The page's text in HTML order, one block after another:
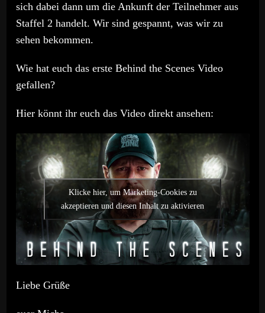
sich dabei dann um die Ankunft der Teilnehmer aus
Staffel 2 handelt. Wir sind gespannt, was wir zu
sehen bekommen.
Wie hat euch das erste Behind the Scenes Video
gefallen?
Hier könnt ihr euch das Video direkt ansehen:
Klicke hier, um Marketing-Cookies zu
akzeptieren und diesen Inhalt zu aktivieren
Liebe Grüße